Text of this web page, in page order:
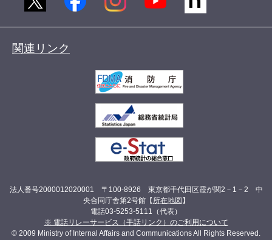
関連リンク
法人番号2000012020001 〒100-8926 東京都千代田区霞が関2－1－2 中
央合同庁舎第2号館【 所在地図 】
電話03-5253-5111（代表）
※ 電話リレーサービス（手話リンク）のご利用について
© 2009 Ministry of Internal Affairs and Communications All Rights Reserved.